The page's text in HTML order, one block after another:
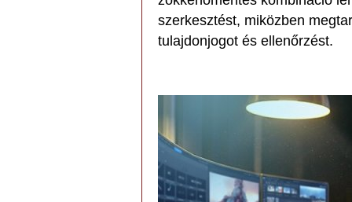
szerkesztést, miközben
tulajdonjogot és ellenőrzést.